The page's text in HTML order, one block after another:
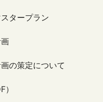
タープラン
の策定について